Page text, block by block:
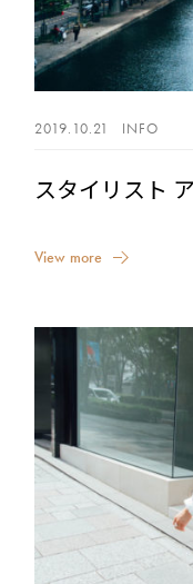
2019.10.21 INFO
スタイリスト
View more